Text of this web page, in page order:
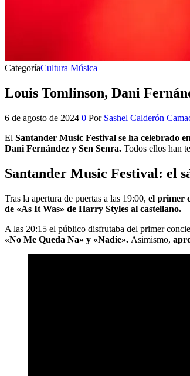
CategoríaCultura Música
Louis Tomlinson, Dani
6 de agosto de 2024 0 Por Sashel Calderón
El Santander Music Festival se ha celebrado
Dani Fernández y Sen Senra. Todos ellos han
Santander Music Festival: el
Tras la apertura de puertas a las 19:00, el primer
de «As It Was» de Harry Styles al castellano.
A las 20:15 el público disfrutaba del primer
«No Me Queda Na» y «Nadie». Asimismo,